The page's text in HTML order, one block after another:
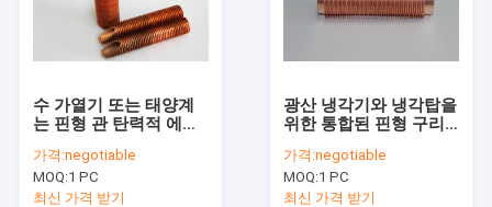
수 가열기 또는 태양계
는 핀형 관 탄력적 에너
다
가격:negotiable
MOQ:1 PC
최신 가격 받기
광산 냉각기와 냉각탑을
위한 통합된 핀형 구리
가격:negotiable
MOQ:1 PC
최신 가격 받기